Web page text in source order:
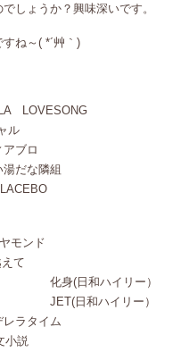
しょうか？興味深いです。
ね～( *´艸｀)
LOVESONG
ブロ
な隣組
ンド
て
イ 化身(日和ハイリー）
イ JET(日和ハイリー）
イム
説